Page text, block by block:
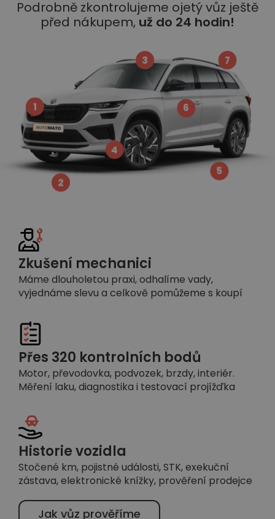
Podrobně zkontrolujeme ojetý vůz ještě
před nákupem, už do 24 hodin!
Zkušení mechanici
Máme dlouholetou praxi, odhalíme vady,
vyjednáme slevu a celkově pomůžeme s koupí
Přes 320 kontrolních bodů
Motor, převodovka, podvozek, brzdy, interiér.
Měření laku, diagnostika i testovací projížďka
Historie vozidla
Stočené km, pojistné události, STK, exekuční
zástava, elektronické knížky, prověření prodejce
Jak vůz prověříme
1
2
3
4
5
6
7